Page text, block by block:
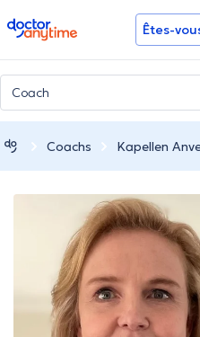
doctoranytime Êtes-
Coachs Kapellen